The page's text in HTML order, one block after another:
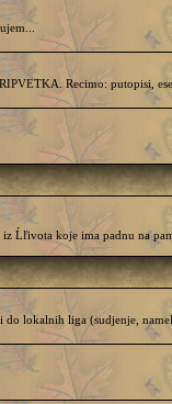
Recimo: putopisi,
iz Ĺľivota koje ima padnu na
lokalnih liga (sudjenje,